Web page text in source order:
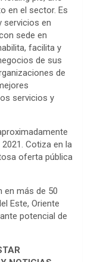
en el sector. Es
servicios en
sede en
facilita y
de sus
de
servicios y
Cotiza en la
oferta pública
en más de 50
Este, Oriente
potencial de